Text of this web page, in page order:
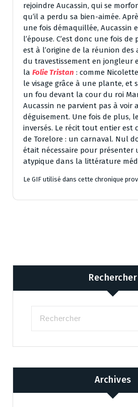
rejoindre Aucassin, qui se
qu’il a perdu sa bien-aimée.
une fois démaquillée, Aucassin
l’épouse. C’est donc une fois
est à l’origine de la réunion des
du travestissement en jongleur
la Folie Tristan : comme
le visage grâce à une plante, et
un fou devant la cour du roi
Aucassin ne parvient pas à voir
déguisement. Une fois de plus,
inversés. Le récit tout entier est
de Torelore : un carnaval. Nul
était nécessaire pour présenter
atypique dans la littérature
Le GIF utilisé dans cette chronique
Rechercher
Archives